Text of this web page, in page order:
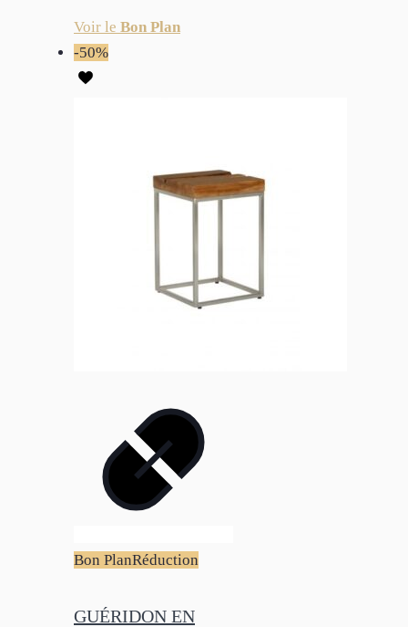
Voir le Bon Plan
-50%
Bon PlanRéduction
GUÉRIDON EN